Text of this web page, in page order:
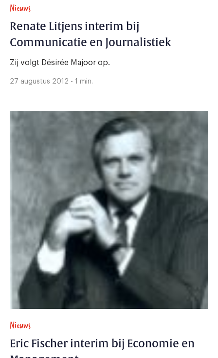
Nieuws
Renate Litjens interim bij
Communicatie en Journalistiek
Zij volgt Désirée Majoor op.
27 augustus 2012 - 1 min.
Nieuws
Eric Fischer interim bij Economie en